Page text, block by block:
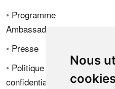
Nous
• Programme
Ambassadeur
• Presse
• Politique de
confidentialité